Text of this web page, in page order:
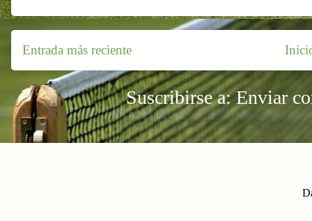
Entrada más reciente
Suscribirse a:Enviar